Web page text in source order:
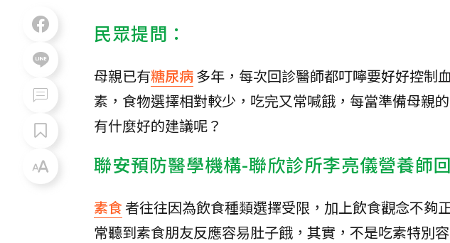
民眾提問：
母親已有糖尿病多年，每次回診醫師都叮嚀要好好控制
素，食物選擇相對較少，吃完又常喊餓，每當準備母親
有什麼好的建議呢？
聯安預防醫學機構-聯欣診所李亮儀營養師
素食者往往因為飲食種類選擇受限，加上飲食觀念不夠
常聽到素食朋友反應容易肚子餓，其實，不是吃素特別